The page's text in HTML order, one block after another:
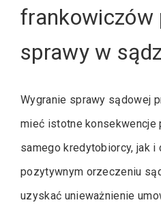
frankowiczów
sprawy w
Wygranie sprawy sądowej
mieć istotne konsekwencje
samego kredytobiorcy, jak i
pozytywnym orzeczeniu
uzyskać unieważnienie